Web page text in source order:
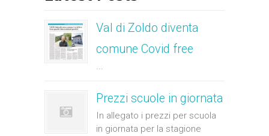
Val di Zoldo diventa
comune Covid free
...
Prezzi scuole in giornata
In allegato i prezzi per scuola
in giornata per la stagione